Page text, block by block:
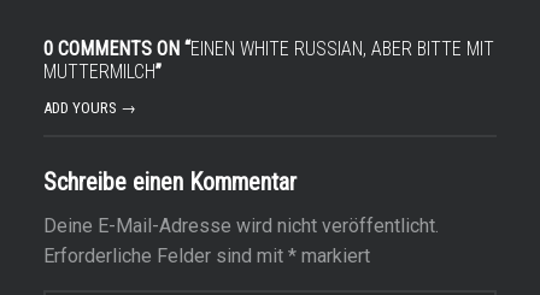
0 COMMENTS ON “EINEN WHITE RUSSIAN, ABER BITTE MIT
MUTTERMILCH”
ADD YOURS →
Schreibe einen Kommentar
Deine E-Mail-Adresse wird nicht veröffentlicht.
Erforderliche Felder sind mit *markiert